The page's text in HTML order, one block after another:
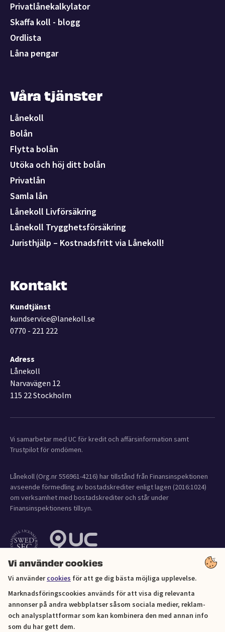
Vi använder cookies
Vi användercookies för att ge dig bästa möjliga upplevelse.
Marknadsföringscookies används för att visa dig relevanta
annonser på andra webbplatser såsom sociala medier, reklam-
och analysplattformar som kan kombinera den med annan info
som du har gett dem.
Privatlånekalkylator
Skaffa koll - blogg
Ordlista
Låna pengar
Våra tjänster
Lånekoll
Bolån
Flytta bolån
Utöka och höj ditt bolån
Privatlån
Samla lån
Lånekoll Livförsäkring
Lånekoll Trygghetsförsäkring
Juristhjälp – Kostnadsfritt via Lånekoll!
Kontakt
Kundtjänst
kundservice@lanekoll.se
0770 - 221 222
Adress
Lånekoll
Narvavägen 12
115 22 Stockholm
Vi samarbetar med UC för kredit och affärsinformation samt
Trustpilot för omdömen.
Lånekoll (Org.nr 556961-4216) har tillstånd från Finansinspektionen
avseende förmedling av bostadskrediter enligt lagen (2016:1024)
om verksamhet med bostadskrediter och står under
Finansinspektionens tillsyn.
Cookies